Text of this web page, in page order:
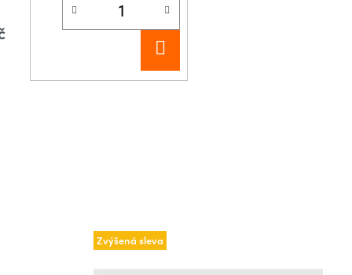
DO
KOŠÍKU
Zvýšená sleva